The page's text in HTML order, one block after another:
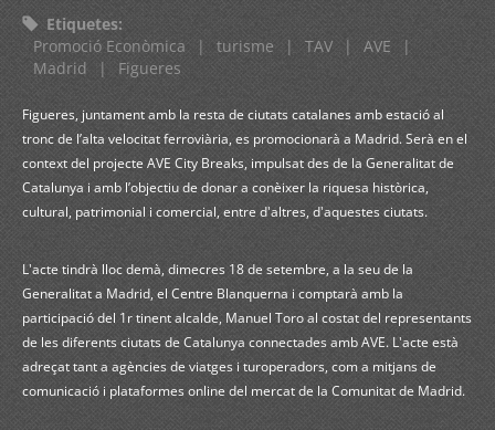
Etiquetes:
Promoció Econòmica
| turisme | TAV | AVE
|
Madrid
| Figueres
Figueres, juntament amb la resta de ciutats catalanes amb estació al
tronc de l’alta velocitat ferroviària, es promocionarà a Madrid. Serà en el
context del projecte AVE City Breaks, impulsat des de la Generalitat de
Catalunya i amb l’objectiu de donar a conèixer la riquesa històrica,
cultural, patrimonial i comercial, entre d'altres, d'aquestes ciutats.
L'acte tindrà lloc demà, dimecres 18 de setembre, a la seu de la
Generalitat a Madrid, el Centre Blanquerna i comptarà amb la
participació del 1r tinent alcalde, Manuel Toro al costat del representants
de les diferents ciutats de Catalunya connectades amb AVE. L'acte està
adreçat tant a agències de viatges i turoperadors, com a mitjans de
comunicació i plataformes online del mercat de la Comunitat de Madrid.